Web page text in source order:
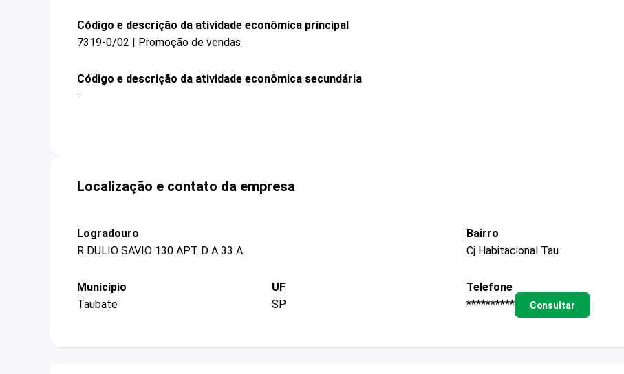
Código e descrição da atividade econômica principal
7319-0/02 | Promoção de vendas
Código e descrição da atividade econômica secundária
-
Localização e contato da empresa
Logradouro
R DULIO SAVIO 130 APT D A 33 A
Bairro
Cj Habitacional Tau
Município
Taubate
UF
SP
Telefone
**********
Consultar